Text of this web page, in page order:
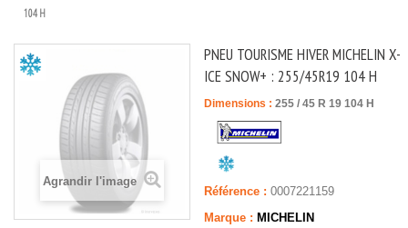
104 H
Agrandir l'image
PNEU TOURISME HIVER MICHELIN X-
ICE SNOW+ : 255/45R19 104 H
Dimensions : 255 / 45 R 19 104 H
Référence : 0007221159
Marque : MICHELIN